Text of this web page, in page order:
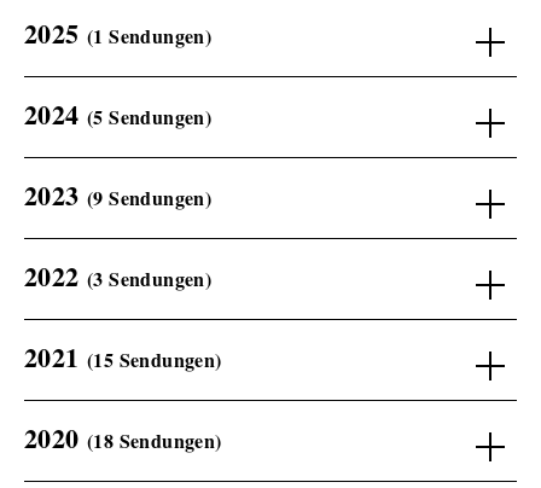
2025 (1 Sendungen)
2024 (5 Sendungen)
2023 (9 Sendungen)
2022 (3 Sendungen)
2021 (15 Sendungen)
2020 (18 Sendungen)